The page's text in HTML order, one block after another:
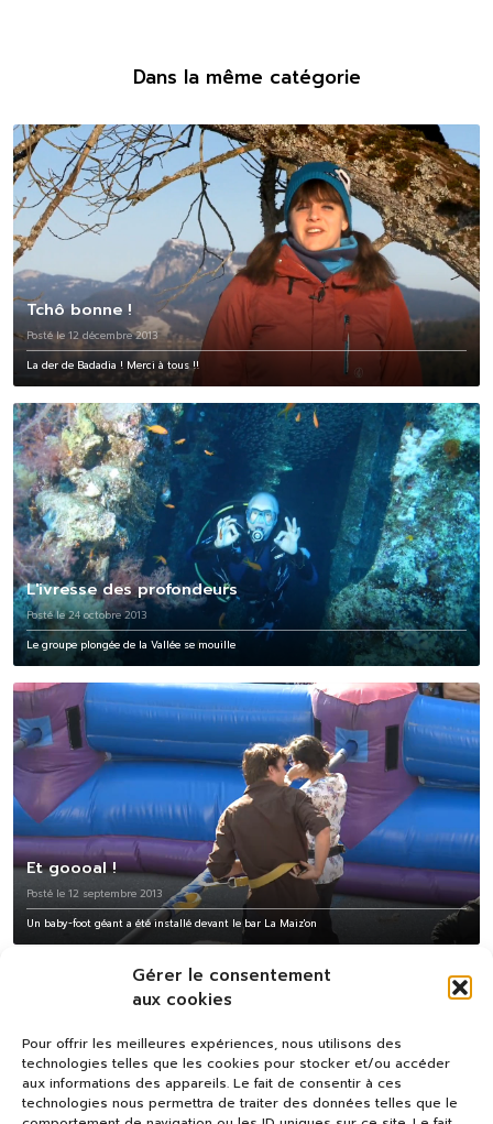
Gérer le consentement
aux cookies
Pour offrir les meilleures expériences, nous utilisons des
technologies telles que les cookies pour stocker et/ou accéder
aux informations des appareils. Le fait de consentir à ces
technologies nous permettra de traiter des données telles que le
Dans la même catégorie
Tchô bonne !
Posté le 12 décembre 2013
La der de Badadia ! Merci à tous !!
L'ivresse des profondeurs
Posté le 24 octobre 2013
Le groupe plongée de la Vallée se mouille
Et goooal !
Posté le 12 septembre 2013
Un baby-foot géant a été installé devant le bar La Maiz'on